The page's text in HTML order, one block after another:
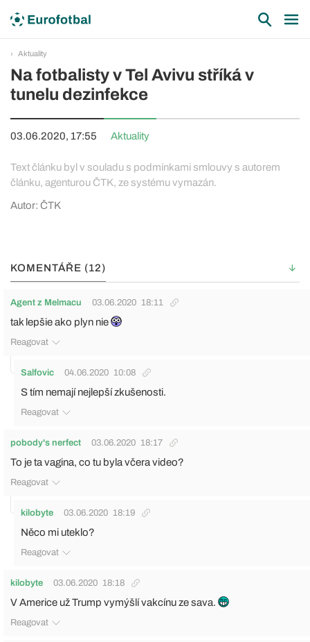
Aktuality
Na fotbalisty v Tel Avivu stříká v
tunelu dezinfekce
03.06.2020, 17:55 Aktuality
Text článku byl v souladu s podmínkami smlouvy s autorem
článku, agenturou ČTK, ze systému vymazán.
Autor: ČTK
KOMENTÁŘE (12)
Agent z Melmacu 03.06.2020 18:11
tak lepšie ako plyn nie
Reagovat
Salfovic 04.06.2020 10:08
S tím nemají nejlepší zkušenosti.
Reagovat
pobody's nerfect 03.06.2020 18:17
To je ta vagina, co tu byla včera video?
Reagovat
kilobyte 03.06.2020 18:19
Něco mi uteklo?
Reagovat
kilobyte 03.06.2020 18:18
V Americe už Trump vymýšlí vakcínu ze sava.
Reagovat